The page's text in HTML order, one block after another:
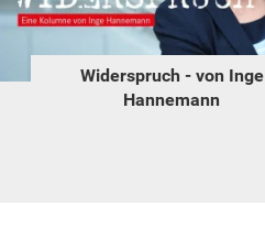
Widerspruch - von Inge
Hannemann